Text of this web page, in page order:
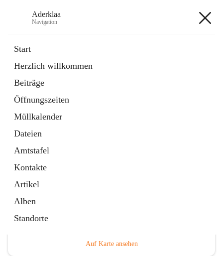
Aderklaa
Navigation
Start
Herzlich willkommen
Beiträge
Öffnungszeiten
Müllkalender
Dateien
Amtstafel
Kontakte
Artikel
Alben
Standorte
6 Schnellzugriffe
Gemeinde
3 Schnellzugriffe
Auf Karte ansehen